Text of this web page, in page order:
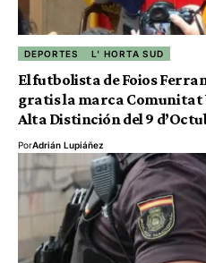
DEPORTES L' HORTA SUD
El futbolista de Foios
gratis la marca Comunitat
Alta Distinción del 9
PorAdrián Lupiáñez